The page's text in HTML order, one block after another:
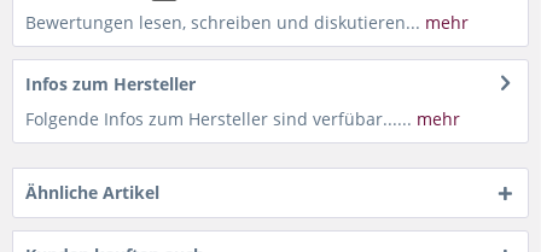
Bewertungen lesen, schreiben und diskutieren... mehr
Infos zum Hersteller
Folgende Infos zum Hersteller sind verfübar...... mehr
Ähnliche Artikel